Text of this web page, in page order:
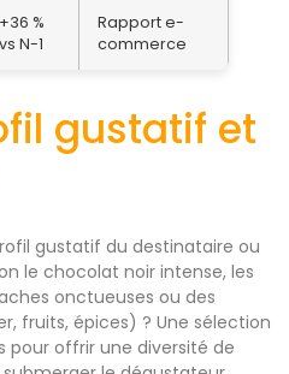
+36 %
vs N-1
Rapport e-
commerce
gustatif et
gustatif du destinataire ou
le chocolat noir intense, les
onctueuses ou des
fruits, épices) ? Une sélection
pour offrir une diversité de